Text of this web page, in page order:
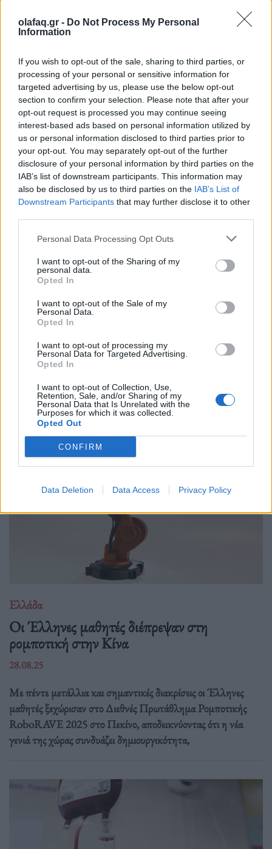
olafaq.gr - Do Not Process My Personal
Information
If you wish to opt-out of the sale, sharing to third parties, or
processing of your personal or sensitive information for
targeted advertising by us, please use the below opt-out
section to confirm your selection. Please note that after your
opt-out request is processed you may continue seeing
interest-based ads based on personal information utilized by
us or personal information disclosed to third parties prior to
your opt-out. You may separately opt-out of the further
disclosure of your personal information by third parties on the
IAB’s list of downstream participants. This information may
also be disclosed by us to third parties on the IAB’s List of
Downstream Participants that may further disclose it to other
Personal Data Processing Opt Outs
I want to opt-out of the Sharing of my
personal data.
Opted In
I want to opt-out of the Sale of my
Personal Data.
Opted In
I want to opt-out of processing my
Personal Data for Targeted Advertising.
Opted In
I want to opt-out of Collection, Use,
Retention, Sale, and/or Sharing of my
Personal Data that Is Unrelated with the
Purposes for which it was collected.
Opted Out
CONFIRM
Data Deletion Data Access Privacy Policy
16.10.25
ξαναζήσουμε το πιο παράλογο ευρωπαϊκό ραντεβού με τον
χρόνο: θα γυρίσουμε τα ρολόγια μας πίσω μία ώρα, για να
"εξοικονομήσουμε ενέργεια".
Ελλάδα
ΓΣΕΕ και ΑΔΕΔΥ ενάντια στο νέο εργασιακό
νομοσχέδιο
01.10.25
υπάλληλοι, ταξιτζήδες και ναυτεργάτες συμμετέχουν στη
σημερινή πανελλαδική κινητοποίηση, που μπλοκάρει
μεταφορές και υπηρεσίες. Στο επίκεντρο των
Ελλάδα
Οι Έλληνες μαθητές διέπρεψαν στη
ρομποτική στην Κίνα
28.08.25
Με πέντε μετάλλια και σημαντικές διακρίσεις οι Έλληνες
μαθητές ξεχώρισαν στο Διεθνές Πρωτάθλημα Ρομποτικής
RoboRAVE 2025 στο Πεκίνο, αποδεικνύοντας ότι η νέα
γενιά της χώρας συνδυάζει δημιουργικότητα,